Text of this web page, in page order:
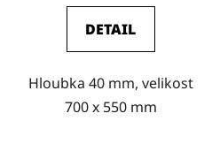
DETAIL
Hloubka 40 mm, velikost
700 x 550 mm